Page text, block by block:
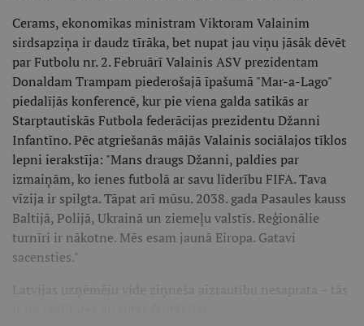
Cerams, ekonomikas ministram Viktoram Valainim
sirdsapziņa ir daudz tīrāka, bet nupat jau viņu jāsāk dēvēt
par Futbolu nr. 2. Februārī Valainis ASV prezidentam
Donaldam Trampam piederošajā īpašumā "Mar-a-Lago"
piedalījās konferencē, kur pie viena galda satikās ar
Starptautiskās Futbola federācijas prezidentu Džanni
Infantīno. Pēc atgriešanās mājās Valainis sociālajos tīklos
lepni ierakstīja: "Mans draugs Džanni, paldies par
izmaiņām, ko ienes futbolā ar savu līderību FIFA. Tava
vīzija ir spilgta. Tāpat arī mūsu. 2038. gada Pasaules kauss
Baltijā, Polijā, Ukrainā un ziemeļu valstīs. Reģionālie
turnīri ir nākotne. Mēs esam jaunā Eiropa. Gatavi
sacensties."
Latvijas uzņēmēju vide ziņneša aizrautību nesaprata – tās